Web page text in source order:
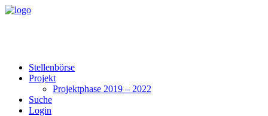
Stellenbörse
Projekt
Projektphase 2019 – 2022
Suche
Login